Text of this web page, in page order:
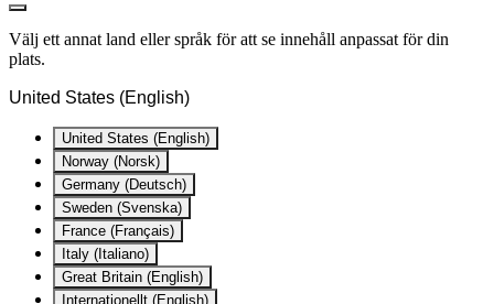
Välj ett annat land eller språk för att se innehåll anpassat för din
plats.
United States (English)
United States (English)
Norway (Norsk)
Germany (Deutsch)
Sweden (Svenska)
France (Français)
Italy (Italiano)
Great Britain (English)
Internationellt (English)